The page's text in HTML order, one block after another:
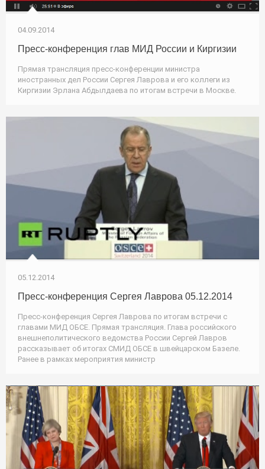
04.09.2014
Пресс-конференция глав МИД России и Киргизии
Прямая трансляция пресс-конференции министра
иностранных дел России Сергея Лаврова и его коллеги из
Киргизии Эрлана Абдылдаева по итогам встречи в Москве.
05.12.2014
Пресс-конференция Сергея Лаврова 05.12.2014
Пресс-конференция Сергея Лаврова по итогам встречи с
главами МИД ОБСЕ. Прямая трансляция. Глава российского
внешнеполитического ведомства России Сергей Лавров
рассказывает об итогах СМИД ОБСЕ в швейцарском Базеле.
Ранее в рамках мероприятия министр